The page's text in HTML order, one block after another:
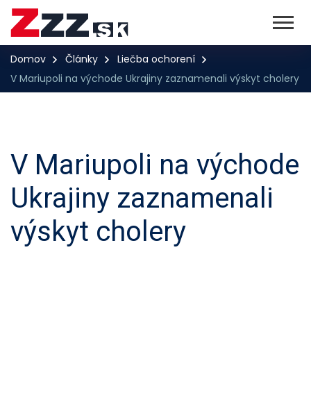
Domov Články
Liečba ochorení
V Mariupoli na východe Ukrajiny zaznamenali výskyt cholery
V Mariupoli na východe
Ukrajiny zaznamenali
výskyt cholery